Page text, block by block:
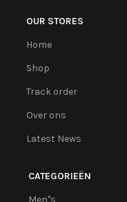
OUR STORES
Home
Shop
Track order
Over ons
Latest News
CATEGORIEËN